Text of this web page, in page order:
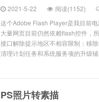
2021-5-22 阅读(1152)
这个Adobe Flash Player是我目前
大量网页目前仍然依赖flash控件，
接口解除提示地区不相容限制；移
清理计划任务和系统服务项的升级辅
PS照片转素描